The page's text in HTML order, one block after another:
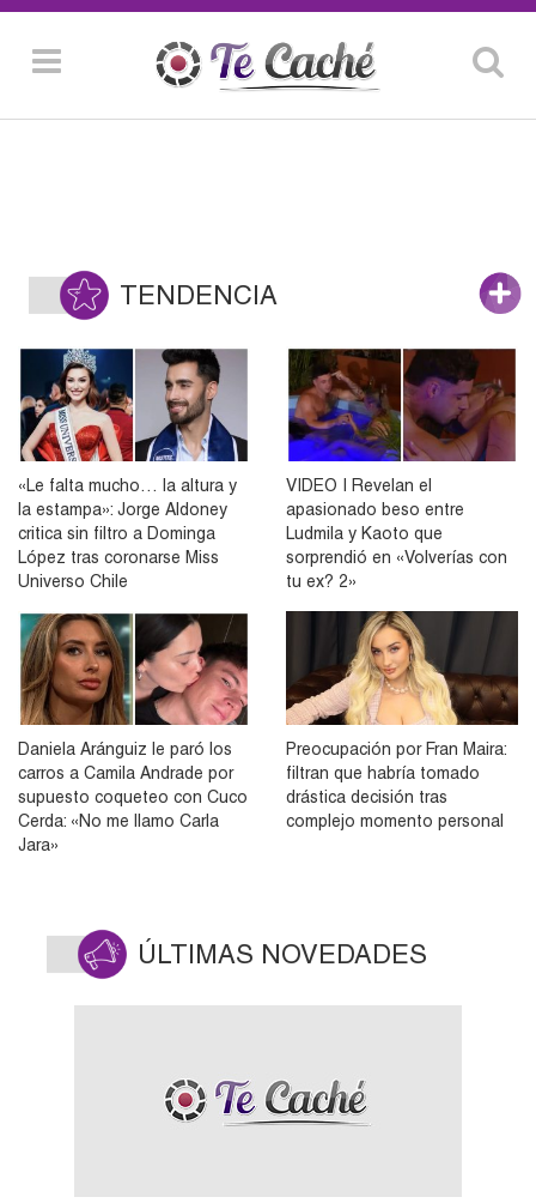
TENDENCIA
«Le falta mucho… la altura y
la estampa»: Jorge Aldoney
critica sin filtro a Dominga
López tras coronarse Miss
Universo Chile
VIDEO | Revelan el
apasionado beso entre
Ludmila y Kaoto que
sorprendió en «Volverías con
tu ex? 2»
Daniela Aránguiz le paró los
carros a Camila Andrade por
supuesto coqueteo con Cuco
Cerda: «No me llamo Carla
Jara»
Preocupación por Fran Maira:
filtran que habría tomado
drástica decisión tras
complejo momento personal
ÚLTIMAS NOVEDADES